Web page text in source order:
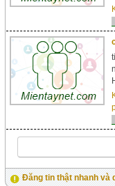
Đăng tin thật nhanh và